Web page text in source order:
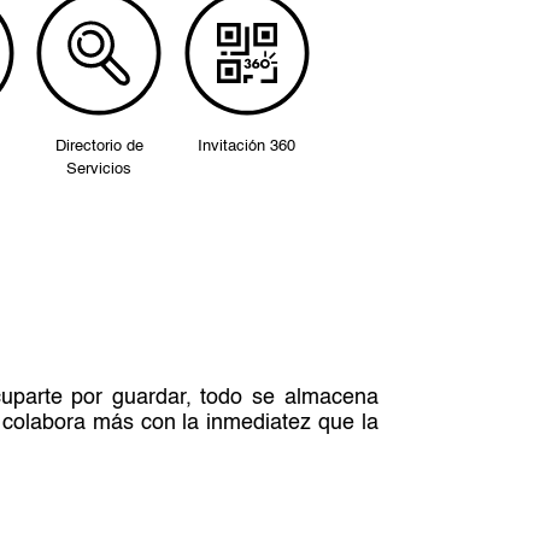
Directorio de
Servicios
Invitación 360
por guardar, todo se almacena
más con la inmediatez que la